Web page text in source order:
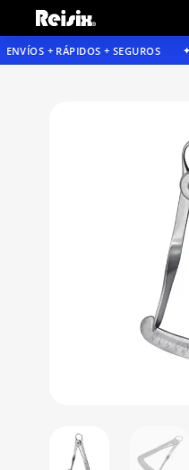
+ RÁPIDOS + SEGUROS